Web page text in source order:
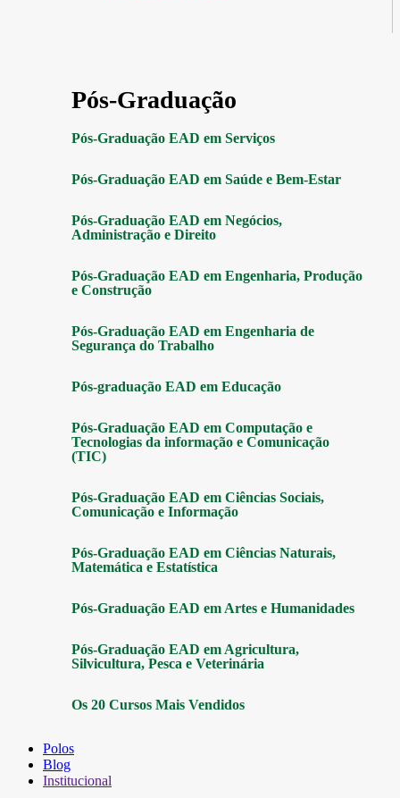
Pós-Graduação
Pós-Graduação EAD em Serviços
Pós-Graduação EAD em Saúde e Bem-Estar
Pós-Graduação EAD em Negócios,
Administração e Direito
Pós-Graduação EAD em Engenharia, Produção
e Construção
Pós-Graduação EAD em Engenharia de
Segurança do Trabalho
Pós-graduação EAD em Educação
Pós-Graduação EAD em Computação e
Tecnologias da informação e Comunicação
(TIC)
Pós-Graduação EAD em Ciências Sociais,
Comunicação e Informação
Pós-Graduação EAD em Ciências Naturais,
Matemática e Estatística
Pós-Graduação EAD em Artes e Humanidades
Pós-Graduação EAD em Agricultura,
Silvicultura, Pesca e Veterinária
Os 20 Cursos Mais Vendidos
Polos
Blog
Institucional